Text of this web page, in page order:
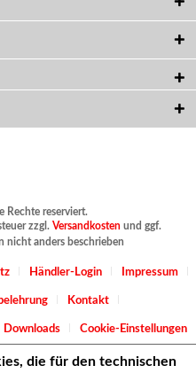
Rechte reserviert.
zzgl. Versandkostenund ggf.
nicht anders beschrieben
Händler-Login Impressum
Kontakt
Downloads Cookie-Einstellungen
die für den technischen